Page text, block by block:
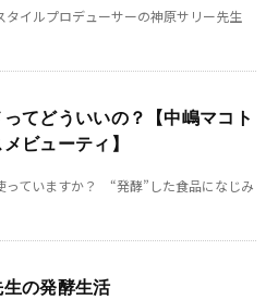
タイルプロデューサーの神原サリー先生
てどういいの？【中嶋マコト
ビューティ】
っていますか？ “発酵”した食品になじみ
の発酵生活